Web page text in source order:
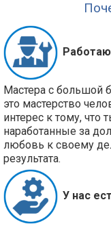
Мастера с большой
это мастерство
интерес к тому,
наработанные за
любовь к своему
результата.
У нас